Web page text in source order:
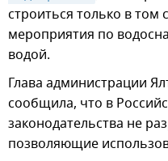
строиться только в том
мероприятия по
водой.
Глава администрации
сообщила, что в
законодательства не
позволяющие